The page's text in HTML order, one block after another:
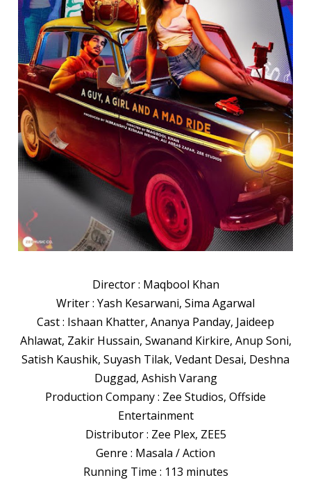
Director : Maqbool Khan
Writer : Yash Kesarwani, Sima Agarwal
Cast : Ishaan Khatter, Ananya Panday, Jaideep
Ahlawat, Zakir Hussain, Swanand Kirkire, Anup Soni,
Satish Kaushik, Suyash Tilak, Vedant Desai, Deshna
Duggad, Ashish Varang
Production Company : Zee Studios, Offside
Entertainment
Distributor : Zee Plex, ZEE5
Genre : Masala / Action
Running Time : 113 minutes